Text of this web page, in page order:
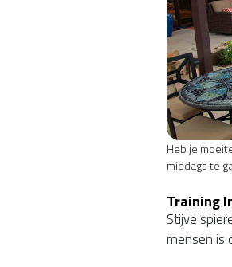
Heb je
middags te
Training
Stijve
mensen is